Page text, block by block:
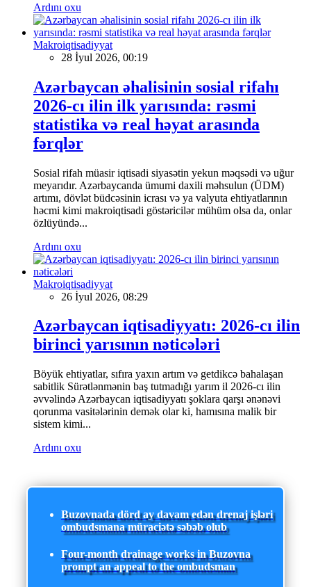
Ardını oxu
Makroiqtisadiyyat
28 İyul 2026, 00:19
Azərbaycan əhalisinin sosial rifahı
2026-cı ilin ilk yarısında: rəsmi
statistika və real həyat arasında
fərqlər
Sosial rifah müasir iqtisadi siyasətin yekun məqsədi və uğur
meyarıdır. Azərbaycanda ümumi daxili məhsulun (ÜDM)
artımı, dövlət büdcəsinin icrası və ya valyuta ehtiyatlarının
həcmi kimi makroiqtisadi göstəricilər mühüm olsa da, onlar
özlüyündə...
Ardını oxu
Makroiqtisadiyyat
26 İyul 2026, 08:29
Azərbaycan iqtisadiyyatı: 2026-cı ilin
birinci yarısının nəticələri
Böyük ehtiyatlar, sıfıra yaxın artım və getdikcə bahalaşan
sabitlik Sürətlənmənin baş tutmadığı yarım il 2026-cı ilin
əvvəlində Azərbaycan iqtisadiyyatı şoklara qarşı ənənəvi
qorunma vasitələrinin demək olar ki, hamısına malik bir
sistem kimi...
Ardını oxu
Buzovnada dörd ay davam edən drenaj işləri
ombudsmana müraciətə səbəb olub
Four-month drainage works in Buzovna
prompt an appeal to the ombudsman